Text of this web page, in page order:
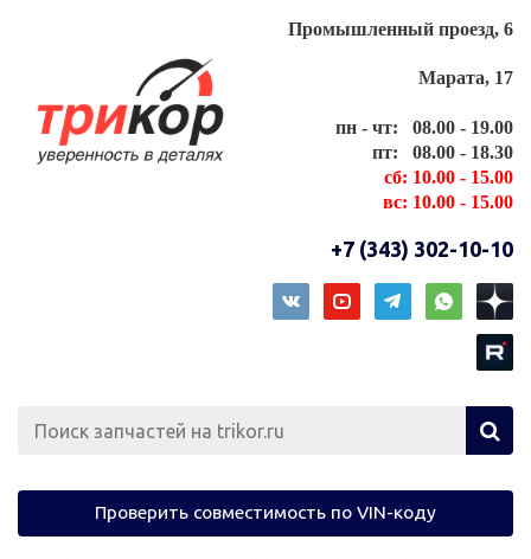
Промышленный проезд, 6
Марата, 17
пн - чт: 08.00 - 19.00
пт: 08.00 - 18.30
сб: 10.00 - 15.00
вс: 10.00 - 15.00
+7 (343) 302-10-10
Проверить совместимость по VIN-коду